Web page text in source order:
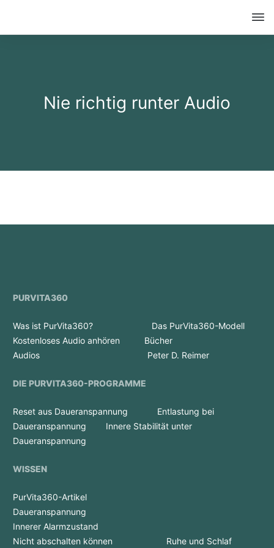
Nie richtig runter Audio
PURVITA360
Was ist PurVita360?
Das PurVita360-Modell
Kostenloses Audio anhören
Bücher
Audios
Peter D. Reimer
DIE PURVITA360-PROGRAMME
Reset aus Daueranspannung
Entlastung bei
Daueranspannung
Innere Stabilität unter
Daueranspannung
WISSEN
PurVita360-Artikel
Daueranspannung
Innerer Alarmzustand
Nicht abschalten können
Ruhe und Schlaf